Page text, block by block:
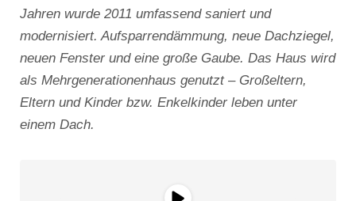
Jahren wurde 2011 umfassend saniert und
modernisiert. Aufsparrendämmung, neue Dachziegel,
neuen Fenster und eine große Gaube. Das Haus wird
als Mehrgenerationenhaus genutzt – Großeltern,
Eltern und Kinder bzw. Enkelkinder leben unter
einem Dach.